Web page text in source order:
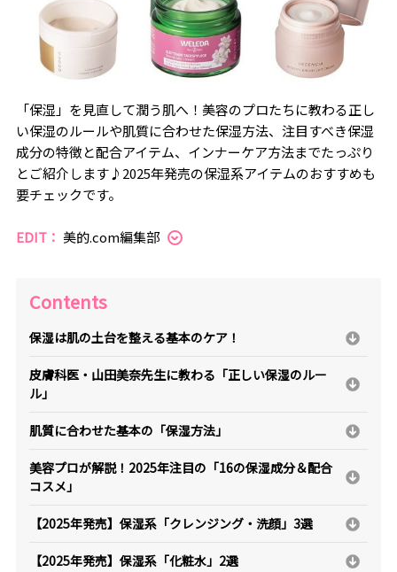
「保湿」を見直して潤う肌へ！美容のプロたちに教わる正し
い保湿のルールや肌質に合わせた保湿方法、注目すべき保湿
成分の特徴と配合アイテム、インナーケア方法までたっぷり
とご紹介します♪2025年発売の保湿系アイテムのおすすめも
要チェックです。
EDIT： 美的.com編集部
Contents
保湿は肌の土台を整える基本のケア！
皮膚科医・山田美奈先生に教わる「正しい保湿のルー
ル」
肌質に合わせた基本の「保湿方法」
美容プロが解説！2025年注目の「16の保湿成分＆配合
コスメ」
【2025年発売】保湿系「クレンジング・洗顔」3選
【2025年発売】保湿系「化粧水」2選